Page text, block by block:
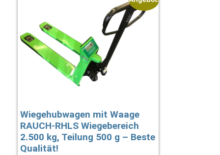
Wiegehubwagen mit Waage
RAUCH-RHLS Wiegebereich
2.500 kg, Teilung 500 g – Beste
Qualität!